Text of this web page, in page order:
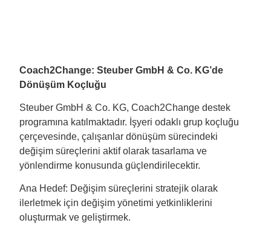
Coach2Change: Steuber GmbH & Co. KG’de
Dönüşüm Koçluğu
Steuber GmbH & Co. KG, Coach2Change destek
programına katılmaktadır. İşyeri odaklı grup koçluğu
çerçevesinde, çalışanlar dönüşüm sürecindeki
değişim süreçlerini aktif olarak tasarlama ve
yönlendirme konusunda güçlendirilecektir.
Ana Hedef: Değişim süreçlerini stratejik olarak
ilerletmek için değişim yönetimi yetkinliklerini
oluşturmak ve geliştirmek.